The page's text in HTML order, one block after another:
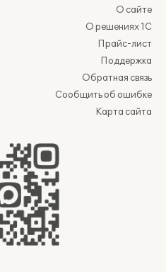
О сайте
О решениях 1С
Прайс-лист
Поддержка
Обратная связь
Сообщить об ошибке
Карта сайта